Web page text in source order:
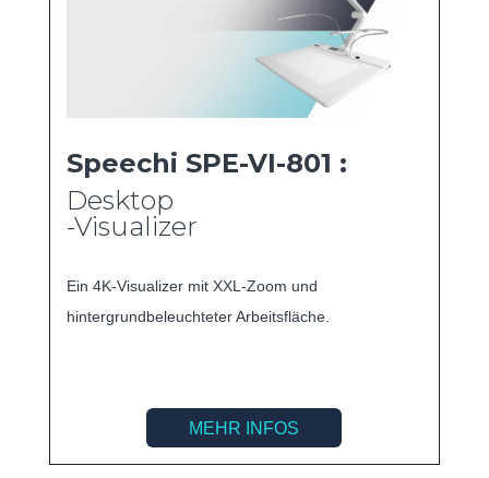
Speechi SPE-VI-801 :
Desktop
-Visualizer
Ein 4K-Visualizer mit XXL-Zoom und
hintergrundbeleuchteter Arbeitsfläche.
MEHR INFOS